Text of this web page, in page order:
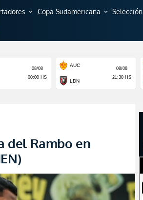
expand_more Copa Sudamericana expand_more Selección
del Rambo en